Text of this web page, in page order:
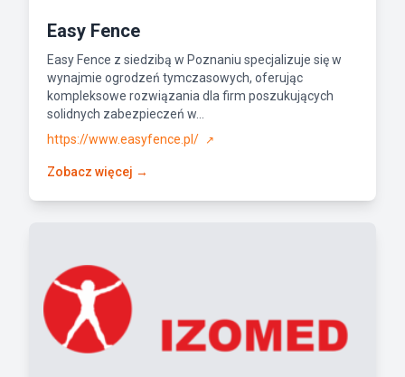
Easy Fence
Easy Fence z siedzibą w Poznaniu specjalizuje się w
wynajmie ogrodzeń tymczasowych, oferując
kompleksowe rozwiązania dla firm poszukujących
solidnych zabezpieczeń w...
https://www.easyfence.pl/
↗
Zobacz więcej →